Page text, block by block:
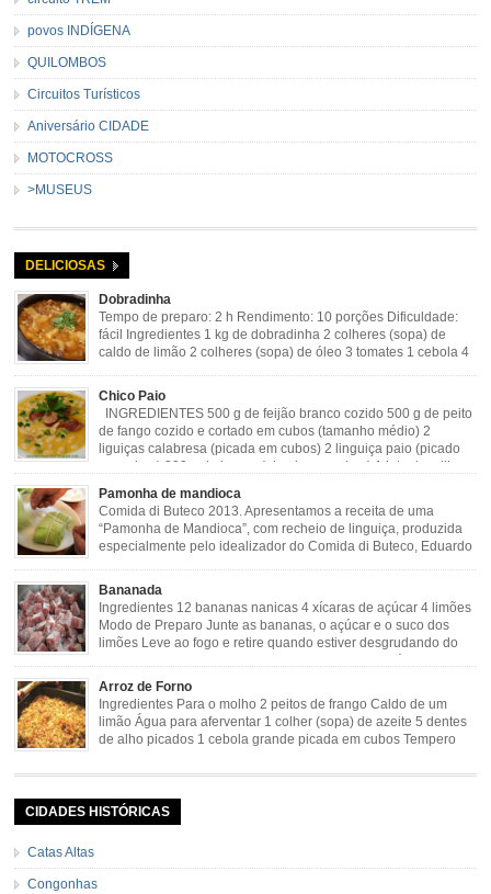
povos INDÍGENA
QUILOMBOS
Circuitos Turísticos
Aniversário CIDADE
MOTOCROSS
>MUSEUS
DELICIOSAS
Dobradinha
Tempo de preparo: 2 h Rendimento: 10 porções Dificuldade:
fácil Ingredientes 1 kg de dobradinha 2 colheres (sopa) de
caldo de limão 2 colheres (sopa) de óleo 3 tomates 1 cebola 4
gosto Modo de Preparo: Lavar muito bem a dobradinha com limão. Deixar de
molho […]
Chico Paio
INGREDIENTES 500 g de feijão branco cozido 500 g de peito
de fango cozido e cortado em cubos (tamanho médio) 2
liguiças calabresa (picada em cubos) 2 linguiça paio (picado
em cubos) 300 g de bacon (picado em cubos) 1 lata de milho
verde 2 dentes de alho amassado 3 colheres de óleo 2 […]
Pamonha de mandioca
Comida di Buteco 2013. Apresentamos a receita de uma
“Pamonha de Mandioca”, com recheio de linguiça, produzida
especialmente pelo idealizador do Comida di Buteco, Eduardo
cebola picadinha 100gr de mandioca crua ralada e espremida 1 colher café
de manteiga 35ml de leite Palha de milho verde 1 […]
Bananada
Ingredientes 12 bananas nanicas 4 xícaras de açúcar 4 limões
Modo de Preparo Junte as bananas, o açúcar e o suco dos
limões Leve ao fogo e retire quando estiver desgrudando do
fundo da panela Tempo de Preparo Dificuldade: Fácil Tempo
de Preparo: 40 minutos http://eusoumineirouaiso.com.br/culinaria-
mineira/bananada#tempo-de-preparo
Arroz de Forno
Ingredientes Para o molho 2 peitos de frango Caldo de um
limão Água para aferventar 1 colher (sopa) de azeite 5 dentes
de alho picados 1 cebola grande picada em cubos Tempero
pele e sem sementes 1 pitada de noz moscada Salsa e cebolinha Pimenta
CIDADES HISTÓRICAS
Catas Altas
Congonhas